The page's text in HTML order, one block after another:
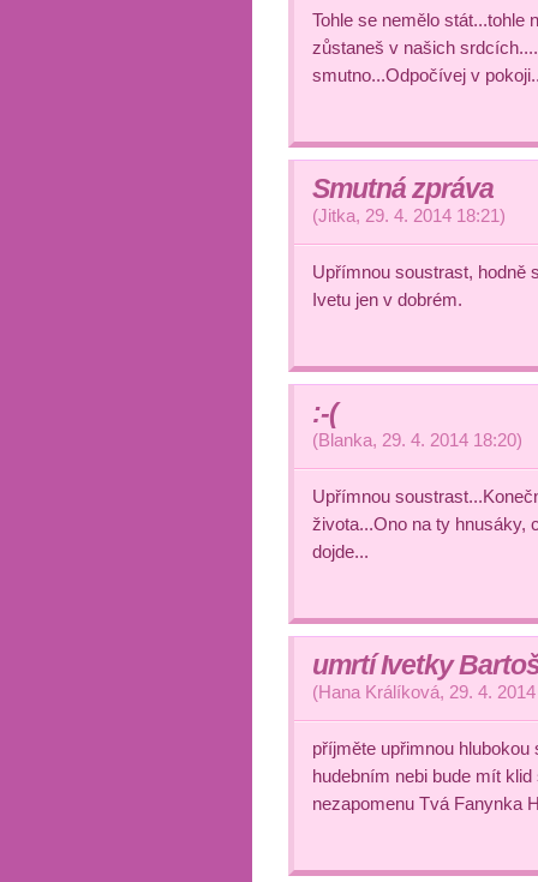
Tohle se nemělo stát...tohle
zůstaneš v našich
smutno...Odpočívej v
Smutná zpráva
(Jitka, 29. 4. 2014 18:21)
Upřímnou soustrast, hodně
Ivetu jen v dobrém.
:-(
(Blanka, 29. 4. 2014 18:20)
Upřímnou
života...Ono na ty hnusáky,
dojde...
umrtí Ivetky
(Hana Králíková, 29. 4. 2014
příjměte upřimnou
hudebním nebi bude mít
nezapomenu Tvá Fanynka